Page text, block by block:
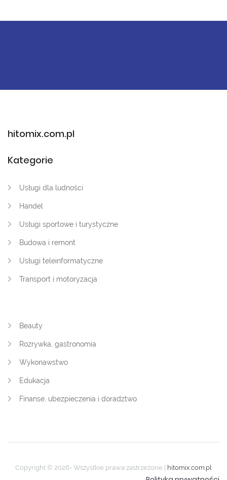
hitomix.com.pl
Kategorie
Usługi dla ludności
Handel
Usługi sportowe i turystyczne
Budowa i remont
Usługi teleinformatyczne
Transport i motoryzacja
Beauty
Rozrywka, gastronomia
Wykonawstwo
Edukacja
Finanse, ubezpieczenia i doradztwo
Copyright © 2026- Wszystkie prawa zastrzeżone | hitomix.com.pl